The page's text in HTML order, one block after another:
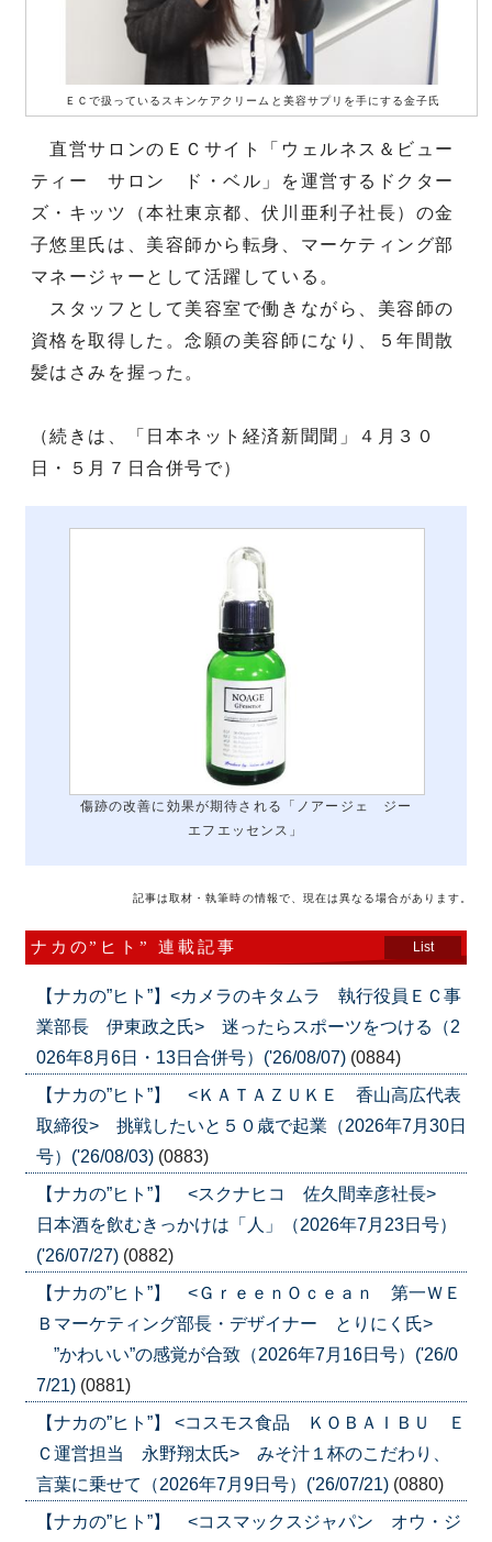
ＥＣで扱っているスキンケアクリームと美容サプリを手にする金子氏
直営サロンのＥＣサイト「ウェルネス＆ビュー
ティー サロン ド・ベル」を運営するドクター
ズ・キッツ（本社東京都、伏川亜利子社長）の金
子悠里氏は、美容師から転身、マーケティング部
マネージャーとして活躍している。
スタッフとして美容室で働きながら、美容師の
資格を取得した。念願の美容師になり、５年間散
髪はさみを握った。
（続きは、「日本ネット経済新聞聞」４月３０
日・５月７日合併号で）
傷跡の改善に効果が期待される「ノアージェ ジー
エフエッセンス」
記事は取材・執筆時の情報で、現在は異なる場合があります。
ナカの”ヒト” 連載記事 List
【ナカの”ヒト”】<カメラのキタムラ 執行役員ＥＣ事
業部長 伊東政之氏> 迷ったらスポーツをつける（2
026年8月6日・13日合併号）('26/08/07) (0884)
【ナカの”ヒト”】 <ＫＡＴＡＺＵＫＥ 香山高広代表
取締役> 挑戦したいと５０歳で起業（2026年7月30日
号）('26/08/03) (0883)
【ナカの”ヒト”】 <スクナヒコ 佐久間幸彦社長>
日本酒を飲むきっかけは「人」（2026年7月23日号）
('26/07/27) (0882)
【ナカの”ヒト”】 <ＧｒｅｅｎＯｃｅａｎ 第一ＷＥ
Ｂマーケティング部長・デザイナー とりにく氏>
”かわいい”の感覚が合致（2026年7月16日号）('26/0
7/21) (0881)
【ナカの”ヒト”】 <コスモス食品 ＫＯＢＡＩＢＵ Ｅ
Ｃ運営担当 永野翔太氏> みそ汁１杯のこだわり、
言葉に乗せて（2026年7月9日号）('26/07/21) (0880)
【ナカの”ヒト”】 <コスマックスジャパン オウ・ジ